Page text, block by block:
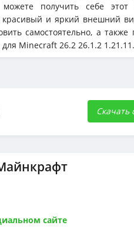
получить себе этот
и яркий внешний
самостоятельно, а
Minecraft 26.2 26.1.2 1.21.11.
Скачать
сайте